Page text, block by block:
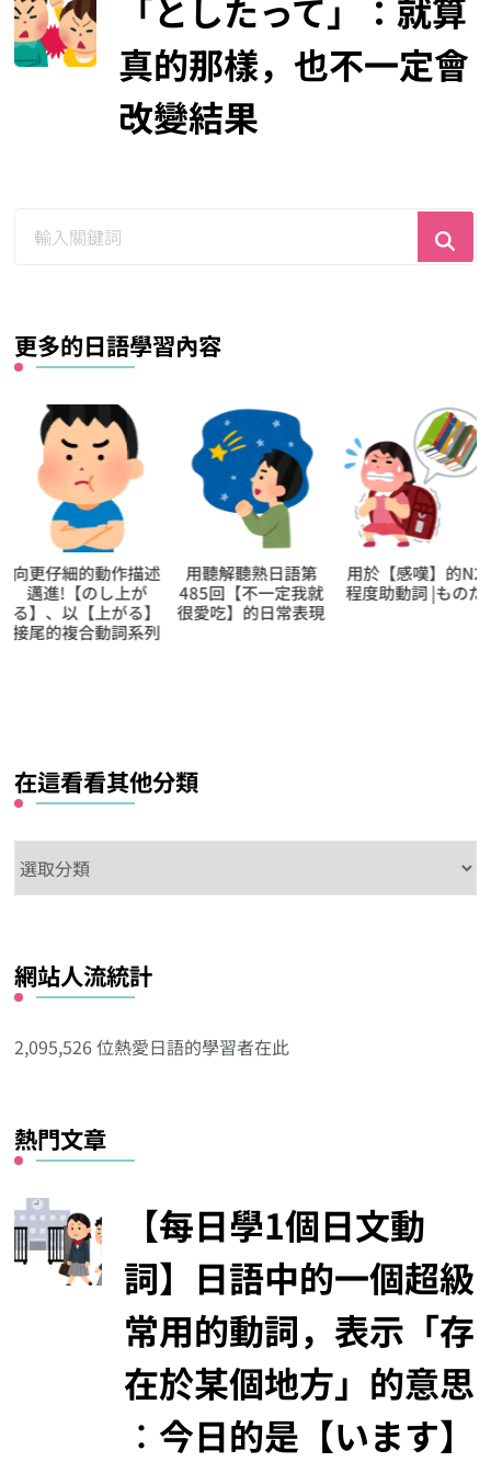
「としたって」：就算
真的那樣，也不一定會
改變結果
更多的日語學習內容
用聽解聽熟日語第
485回【不一定我就
很愛吃】的日常表現
用於【感嘆】的N2
程度助動詞 |ものだ
向更仔細的動作描述
邁進!【盛り込
む】、以【込む】接
在這看看其他分類
這
其
他
類
網站人流統計
2,095,526 位熱愛日語的學習者在此
熱門文章
【每日學1個日文動
詞】日語中的一個超級
常用的動詞，表示「存
在於某個地方」的意思
︰今日的是【います】